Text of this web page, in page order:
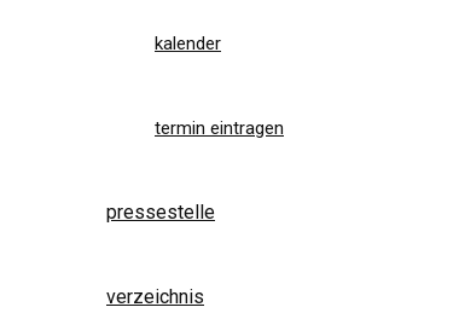
kalender
termin eintragen
pressestelle
verzeichnis